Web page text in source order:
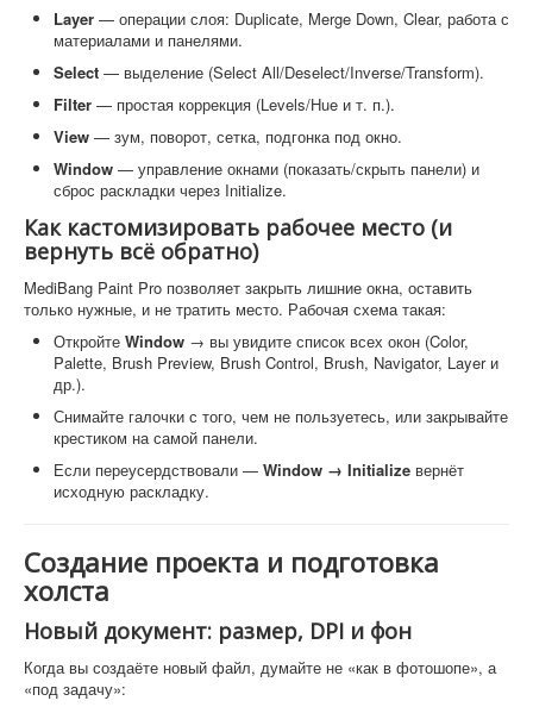
Layer — операции слоя: Duplicate, Merge Down, Clear, работа с
материалами и панелями.
Select — выделение (Select All/Deselect/Inverse/Transform).
Filter — простая коррекция (Levels/Hue и т. п.).
View — зум, поворот, сетка, подгонка под окно.
Window — управление окнами (показать/скрыть панели) и
сброс раскладки через Initialize.
Как кастомизировать рабочее место (и
вернуть всё обратно)
MediBang Paint Pro позволяет закрыть лишние окна, оставить
только нужные, и не тратить место. Рабочая схема такая:
Откройте Window → вы увидите список всех окон (Color,
Palette, Brush Preview, Brush Control, Brush, Navigator, Layer и
др.).
Снимайте галочки с того, чем не пользуетесь, или закрывайте
крестиком на самой панели.
Если переусердствовали — Window → Initialize вернёт
исходную раскладку.
Создание проекта и подготовка
холста
Новый документ: размер, DPI и фон
Когда вы создаёте новый файл, думайте не «как в фотошопе», а
«под задачу»: